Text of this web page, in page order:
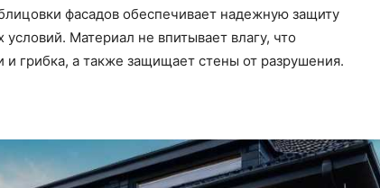
фасадов обеспечивает надежную защиту
Материал не впитывает влагу, что
и грибка, а также защищает стены от разрушения.